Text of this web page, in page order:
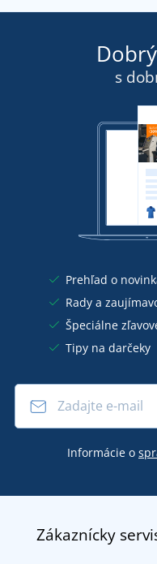
s
Prehľad o
Rady a
Špeciálne
Tipy na darčeky
Informácie o
Zákaznícky